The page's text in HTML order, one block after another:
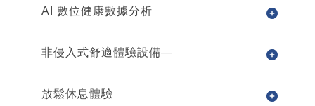
AI 數位健康數據分析
非侵入式舒適體驗設備—
放鬆休息體驗